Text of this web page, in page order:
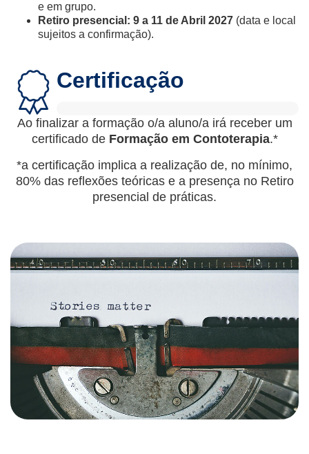
e em grupo.
Retiro presencial: 9 a 11 de Abril 2027 (data e local
sujeitos a confirmação).
Certificação
Ao finalizar a formação o/a aluno/a irá receber um
certificado de Formação em Contoterapia.*
*a certificação implica a realização de, no mínimo,
80% das reflexões teóricas e a presença no Retiro
presencial de práticas.